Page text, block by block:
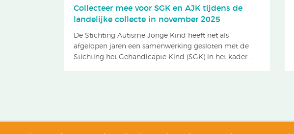
Collecteer mee voor SGK en AJK tijdens de
landelijke collecte in november 2025
De Stichting Autisme Jonge Kind heeft net als
afgelopen jaren een samenwerking gesloten met de
Stichting het Gehandicapte Kind (SGK) in het kader ...